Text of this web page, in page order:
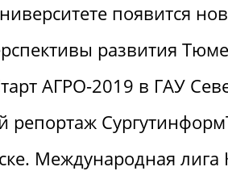
появится
развития
АГРО-2019 в ГАУ
репортаж
Международная